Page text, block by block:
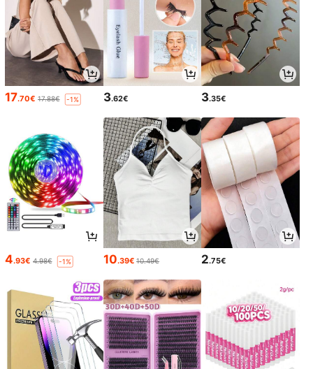
17.70€ 17.88€ -1% 3.62€ 3.35€
4.93€ 4.98€ -1% 10.39€ 10.49€ 2.75€